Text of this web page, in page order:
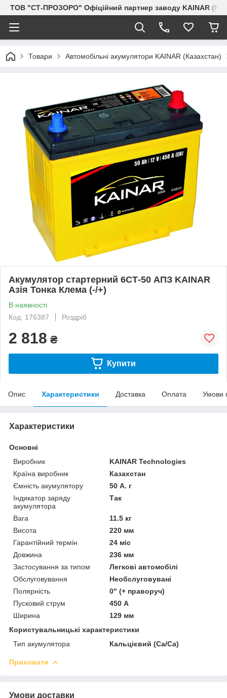
ТОВ "СТ-ПРОЗОРО" Офіційний партнер заводу KAINAR
Товари Автомобільні акумулятори KAINAR (Казахстан)
Акумулятор стартерний 6СТ-50 АПЗ KAINAR
Азія Тонка Клема (-/+)
В наявності
Код: 176387
Роздріб
2 818 ₴
Купити
Опис Характеристики Доставка Оплата Умови
Характеристики
Основні
Виробник
KAINAR Technologies
Країна виробник
Казахстан
Ємність акумулятору
50 А. г
Індикатор заряду
акумулятора
Так
Вага
11.5 кг
Висота
220 мм
Гарантійний термін
24 міс
Довжина
236 мм
Застосування за типом
Легкові автомобілі
Обслуговування
Необслуговувані
Полярність
0" (+ праворуч)
Пусковий струм
450 А
Ширина
129 мм
Користувальницькі характеристики
Тип акумулятора
Кальцієвий (Ca/Ca)
Приховати
Умови доставки